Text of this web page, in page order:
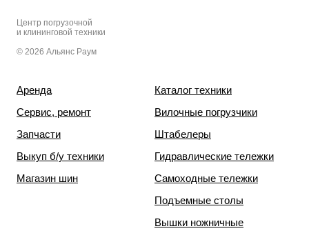
Центр погрузочной
и клининговой техники
© 2026 Альянс Раум
Аренда
Сервис, ремонт
Запчасти
Выкуп б/у техники
Магазин шин
Каталог техники
Вилочные погрузчики
Штабелеры
Гидравлические тележки
Самоходные тележки
Подъемные столы
Вышки ножничные